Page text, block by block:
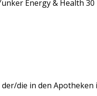
Energy & Health
die in den